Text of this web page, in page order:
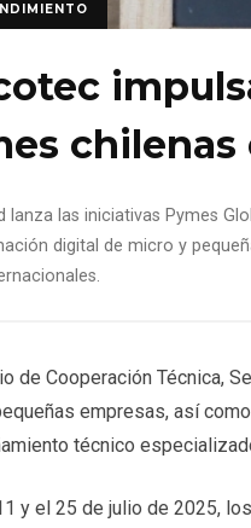
lanza las iniciativas Pymes
digital de micro y
de Cooperación Técnica,
empresas, así
técnico
y el 25 de julio de 2025,